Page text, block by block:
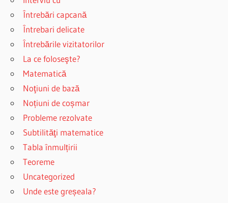
Întrebări capcană
Întrebari delicate
Întrebările vizitatorilor
La ce foloseşte?
Matematică
Noţiuni de bază
Noțiuni de coșmar
Probleme rezolvate
Subtilităţi matematice
Tabla înmulțirii
Teoreme
Uncategorized
Unde este greșeala?